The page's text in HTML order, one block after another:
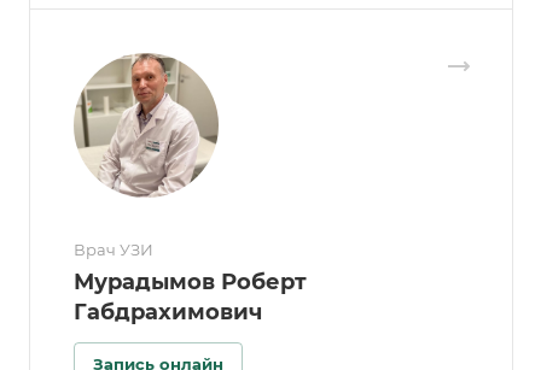
Врач УЗИ
Мурадымов Роберт
Габдрахимович
Запись онлайн